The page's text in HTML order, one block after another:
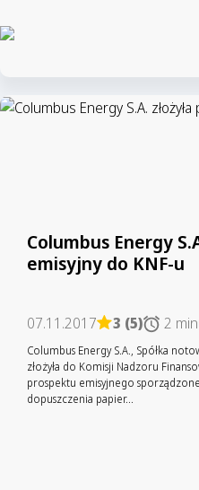
Czytaj artykuł
Columbus Energy
emisyjny do KNF-u
07.11.2017 3 (5) 2
Columbus Energy S.A., Spółka
złożyła do Komisji Nadzoru
prospektu emisyjnego
dopuszczenia papier...